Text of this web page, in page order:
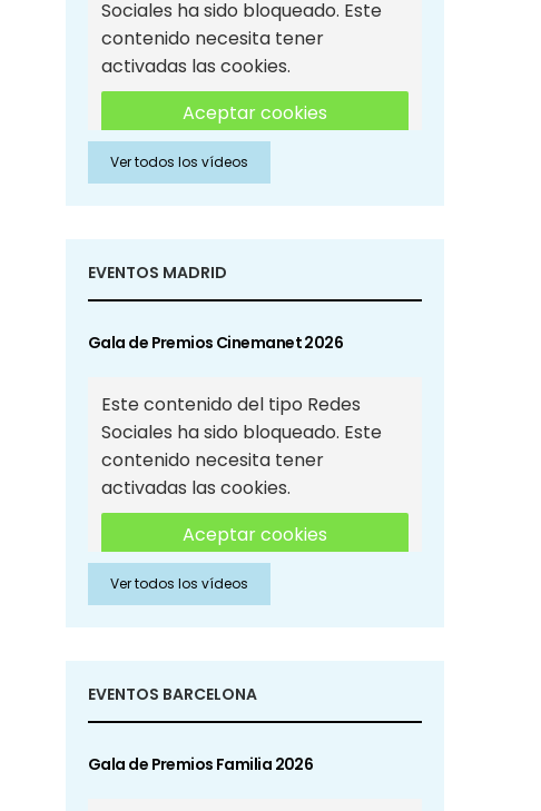
Sociales ha sido bloqueado. Este
contenido necesita tener
activadas las cookies.
Aceptar cookies
Aceptar cookies de Redes
Sociales
Ver todos los vídeos
EVENTOS MADRID
Gala de Premios Cinemanet 2026
Este contenido del tipo Redes
Sociales ha sido bloqueado. Este
contenido necesita tener
activadas las cookies.
Aceptar cookies
Aceptar cookies de Redes
Sociales
Ver todos los vídeos
EVENTOS BARCELONA
Gala de Premios Familia 2026